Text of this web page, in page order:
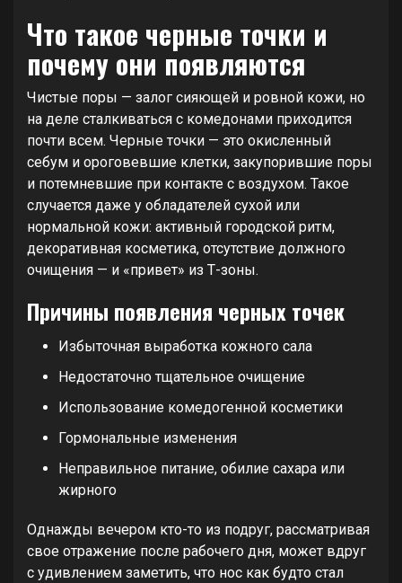
Что такое черные точки и
почему они появляются
Чистые поры — залог сияющей и ровной кожи, но
на деле сталкиваться с комедонами приходится
почти всем. Черные точки — это окисленный
себум и ороговевшие клетки, закупорившие поры
и потемневшие при контакте с воздухом. Такое
случается даже у обладателей сухой или
нормальной кожи: активный городской ритм,
декоративная косметика, отсутствие должного
очищения — и «привет» из Т-зоны.
Причины появления черных точек
Избыточная выработка кожного сала
Недостаточно тщательное очищение
Использование комедогенной косметики
Гормональные изменения
Неправильное питание, обилие сахара или
жирного
Однажды вечером кто-то из подруг, рассматривая
свое отражение после рабочего дня, может вдруг
с удивлением заметить, что нос как будто стал